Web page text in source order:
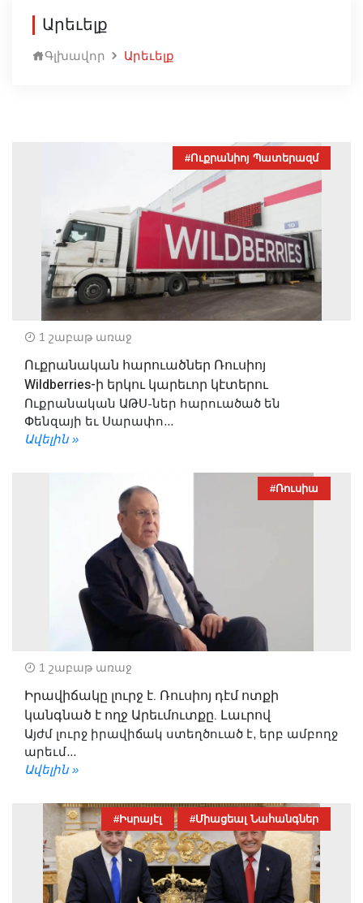
Արեւելք
Գլխավոր Արեւելք
#Ուքրանիոյ Պատերազմ
1 շաբաթ առաջ
Ուքրանական հարուածներ Ռուսիոյ
Wildberries-ի երկու կարեւոր կէտերու
Ուքրանական ԱԹՍ-ներ հարուածած են
Փենզայի եւ Սարափո...
Ավելին »
#Ռուսիա
1 շաբաթ առաջ
Իրավիճակը լուրջ է. Ռուսիոյ դէմ ոտքի
կանգնած է ողջ Արեւմուտքը. Լաւրով
Այժմ լուրջ իրավիճակ ստեղծուած է, երբ ամբողջ
արեւմ...
Ավելին »
#Իսրայէլ #Միացեալ Նահանգներ